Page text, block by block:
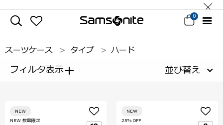
0
スーツケース タイプ ハード
フィルタ表示+ 並び替え
NEW 数量限定
NEW
25% OFF
NEW